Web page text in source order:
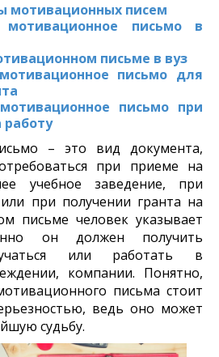
мотивационных писем
мотивационное письмо в
письме в вуз
письмо для
письмо при
работу
– это вид документа,
при приеме на
учебное заведение, при
при получении гранта на
письме человек указывает
он должен получить
или работать в
компании. Понятно,
письма стоит
ведь оно может
судьбу.